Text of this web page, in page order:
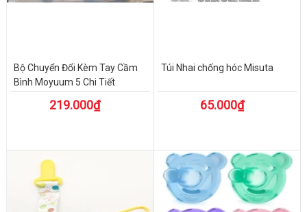
Bộ Chuyển Đổi Kèm Tay Cầm
Bình Moyuum 5 Chi Tiết
219.000₫
Túi Nhai chống hóc Misuta
65.000₫